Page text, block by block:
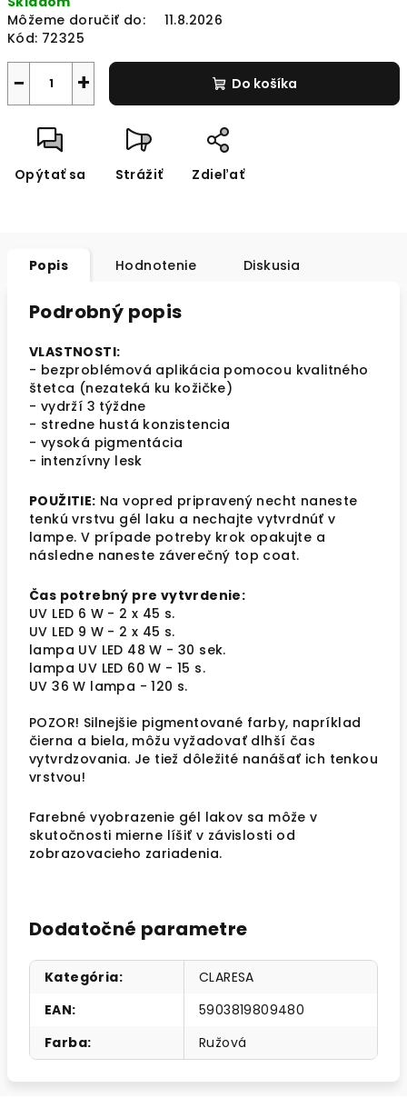
cena:
Môžeme doručiť do:
11.8.2026
Kód: 72325
+
− Do košíka
Opýtať sa Strážiť Zdieľať
Popis Hodnotenie Diskusia
Podrobný popis
VLASTNOSTI:
- bezproblémová aplikácia pomocou kvalitného
štetca (nezateká ku kožičke)
- vydrží 3 týždne
- stredne hustá konzistencia
- vysoká pigmentácia
- intenzívny lesk
POUŽITIE: Na vopred pripravený necht naneste
tenkú vrstvu gél laku a nechajte vytvrdnúť v
lampe. V prípade potreby krok opakujte a
následne naneste záverečný top coat.
Čas potrebný pre vytvrdenie:
UV LED 6 W - 2 x 45 s.
UV LED 9 W - 2 x 45 s.
lampa UV LED 48 W - 30 sek.
lampa UV LED 60 W - 15 s.
UV 36 W lampa - 120 s.
POZOR! Silnejšie pigmentované farby, napríklad
čierna a biela, môžu vyžadovať dlhší čas
vytvrdzovania. Je tiež dôležité nanášať ich tenkou
vrstvou!
Farebné vyobrazenie gél lakov sa môže v
skutočnosti mierne líšiť v závislosti od
zobrazovacieho zariadenia.
Dodatočné parametre
Kategória:
CLARESA
EAN:
5903819809480
Farba: Ružová